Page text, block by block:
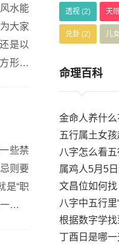
水能
大家
形属
些禁
则要
是“职
眼看
透视 (2) 天眼
兑卦 (2) 儿
命理百科
金命人养什
五行属土女
八字怎么看
属鸡人5月5
文昌位如何找
八字中五行里
根据数字学
丁酉日是哪